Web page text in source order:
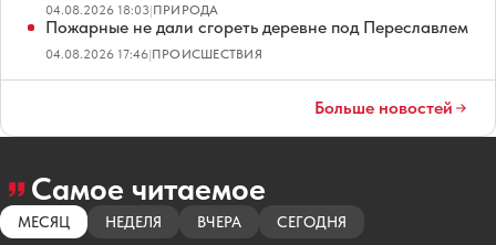
04.08.2026 18:03|ПРИРОДА
Пожарные не дали сгореть деревне под Переславлем
04.08.2026 17:46|ПРОИСШЕСТВИЯ
Больше новостей
Самое читаемое
МЕСЯЦ НЕДЕЛЯ ВЧЕРА СЕГОДНЯ